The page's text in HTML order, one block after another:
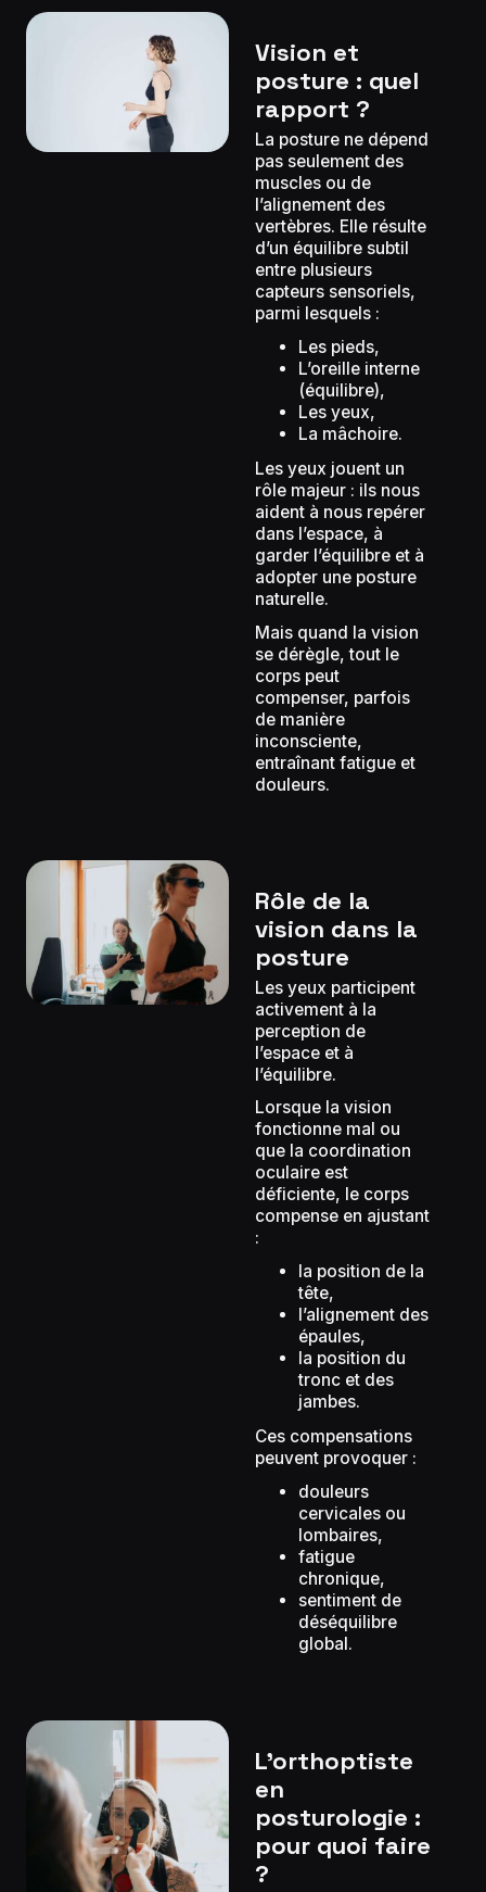
Vision et
posture : quel
rapport ?
La posture ne dépend
pas seulement des
muscles ou de
l’alignement des
vertèbres. Elle résulte
d’un équilibre subtil
entre plusieurs
capteurs sensoriels,
parmi lesquels :
Les pieds,
L’oreille interne
(équilibre),
Les yeux,
La mâchoire.
Les yeux jouent un
rôle majeur : ils nous
aident à nous repérer
dans l’espace, à
garder l’équilibre et à
adopter une posture
naturelle.
Mais quand la vision
se dérègle, tout le
corps peut
compenser, parfois
de manière
inconsciente,
entraînant fatigue et
douleurs.
Rôle de la
vision dans la
posture
Les yeux participent
activement à la
perception de
l’espace et à
l’équilibre.
Lorsque la vision
fonctionne mal ou
que la coordination
oculaire est
déficiente, le corps
compense en ajustant
:
la position de la
tête,
l’alignement des
épaules,
la position du
tronc et des
jambes.
Ces compensations
peuvent provoquer :
douleurs
cervicales ou
lombaires,
fatigue
chronique,
sentiment de
déséquilibre
global.
L’orthoptiste
en
posturologie :
pour quoi faire
?